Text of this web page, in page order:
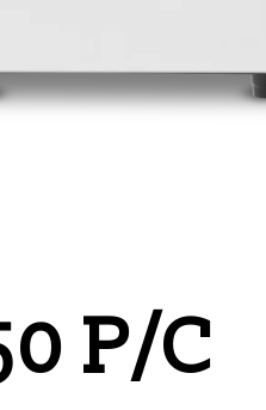
P/C